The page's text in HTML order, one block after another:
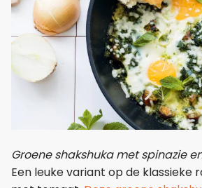
Groene shakshuka met spinazie
Een leuke variant op de klassieke